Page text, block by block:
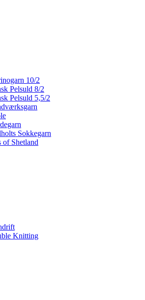
10/2
Pelsuld 8/2
Pelsuld 5,5/2
Sokkegarn
of Shetland
Knitting